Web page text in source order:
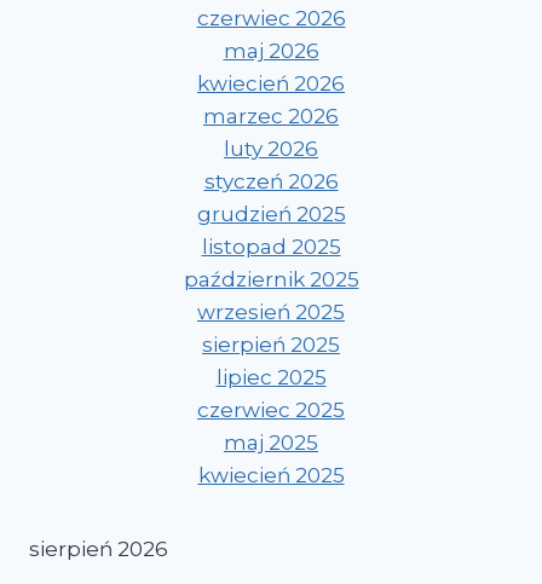
czerwiec 2026
maj 2026
kwiecień 2026
marzec 2026
luty 2026
styczeń 2026
grudzień 2025
listopad 2025
październik 2025
wrzesień 2025
sierpień 2025
lipiec 2025
czerwiec 2025
maj 2025
kwiecień 2025
sierpień 2026